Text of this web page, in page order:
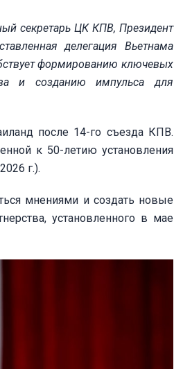
секретарь ЦК КПВ, Президент
делегация Вьетнама
формированию ключевых
и созданию импульса для
после 14-го съезда КПВ.
к 50-летию установления
г.).
мнениями и создать новые
установленного в мае